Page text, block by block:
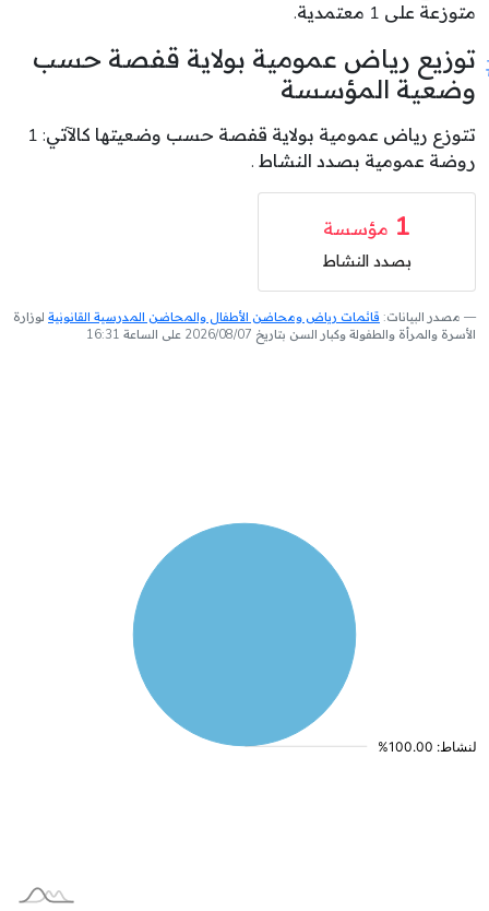
متوزعة على 1 معتمدية.
توزيع رياض عمومية بولاية قفصة حسب
وضعية المؤسسة
تتوزع رياض عمومية بولاية قفصة حسب وضعيتها كالآتي: 1
روضة عمومية بصدد النشاط .
1 مؤسسة
بصدد النشاط
مصدر البيانات: قائمات رياض ومحاضن الأطفال والمحاضن المدرسية القانونية لوزارة
الأسرة والمرأة والطفولة وكبار السن بتاريخ 2026/08/07 على الساعة 16:31